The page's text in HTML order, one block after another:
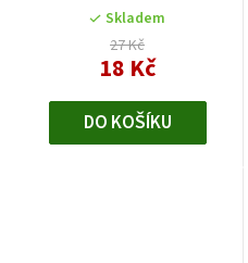
Skladem
27 Kč
18 Kč
DO KOŠÍKU